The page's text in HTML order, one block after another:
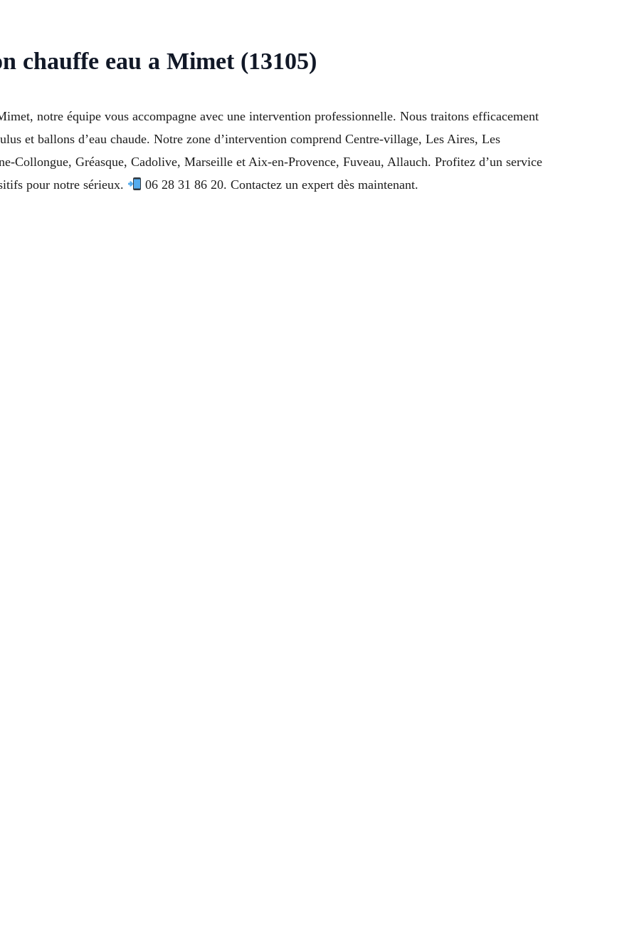
chauffe eau a Mimet (13105)
notre équipe vous accompagne avec une intervention professionnelle. Nous traitons efficacement
et ballons d’eau chaude. Notre zone d’intervention comprend Centre-village, Les Aires, Les
Collongue, Gréasque, Cadolive, Marseille et Aix-en-Provence, Fuveau, Allauch. Profitez d’un service
pour notre sérieux. 06 28 31 86 20. Contactez un expert dès maintenant.